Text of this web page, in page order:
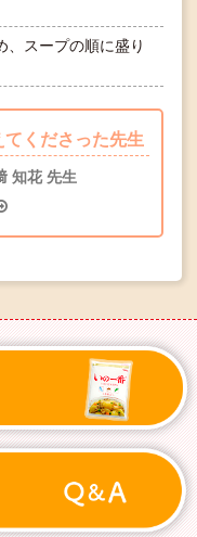
スープの順に盛り
てくださった先生
知花 先生